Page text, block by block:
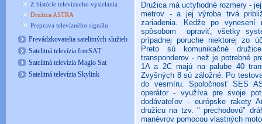
Z histórie televízneho vysielania
Družica ASTRA
Preprava televízného signálu
Prevádzkovatelia satelitných služieb
Satelitná televízia freeSAT
Satelitná televízia Magio Sat
Satelitná televízia Skylink
Družica má uctyhodné rozmery -
metrov - a jej výroba trvá
zariadenia. Kedže po
spôsobom opraviť, všetky
prípadnej poruche niektorej zo
Preto sú komunikačné
transponderov - než je potrebné
1A a 2C majú na palube 40
Zvyšných 8 sú záložné. Po
do vesmíru. Spoločnosť SES
operátor - využíva pre svoje
dodávateľov - európske rakety
družicu na tzv. " prechodovú"
manévrov pomocou vlastných